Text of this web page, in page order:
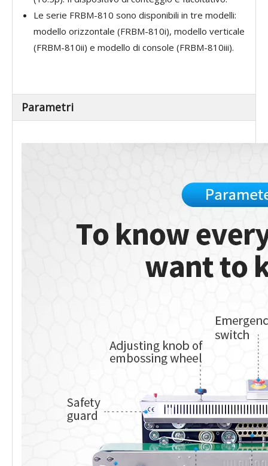
Le serie FRBM-810 sono disponibili in tre modelli:
modello orizzontale (FRBM-810i), modello verticale
(FRBM-810ii) e modello di console (FRBM-810iii).
Parametri